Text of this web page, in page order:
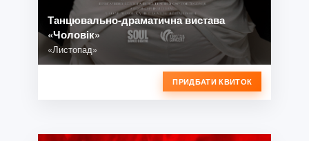
Танцювально-драматична вистава
«Чоловік»
«Листопад»
ПРИДБАТИ КВИТОК